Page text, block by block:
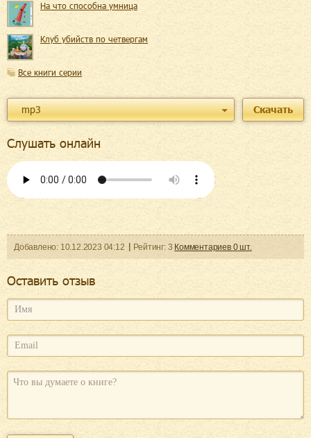
На что способна умница
Клуб убийств по четвергам
Все книги серии
mp3 Скачать
Слушать онлайн
Добавленo: 10.12.2023 04:12 Рейтинг: 3 Комментариев 0шт.
Оcтавить отзыв